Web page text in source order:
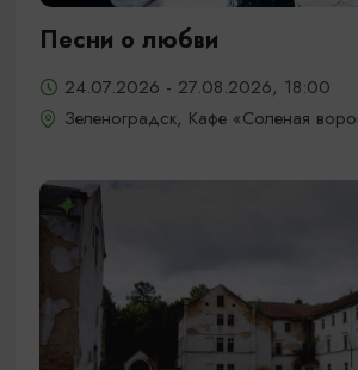
Песни о любви
24.07.2026 - 27.08.2026, 18:00
Зеленоградск, Кафе «Соленая